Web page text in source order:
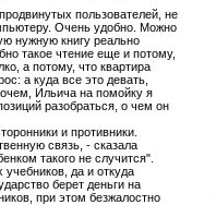
пользователей, не
Очень удобно. Можно
нужную книгу реально
такое чтение еще и потому,
а потому, что квартира
а куда все это девать,
Ильича на помойку я
разобраться, о чем он
и противники.
связь, - сказала
такого не случится".
да и откуда
берет деньги на
при этом безжалостно